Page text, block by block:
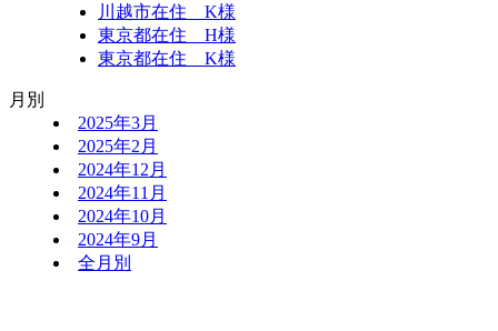
川越市在住 K様
東京都在住 H様
東京都在住 K様
月別
2025年3月
2025年2月
2024年12月
2024年11月
2024年10月
2024年9月
全月別